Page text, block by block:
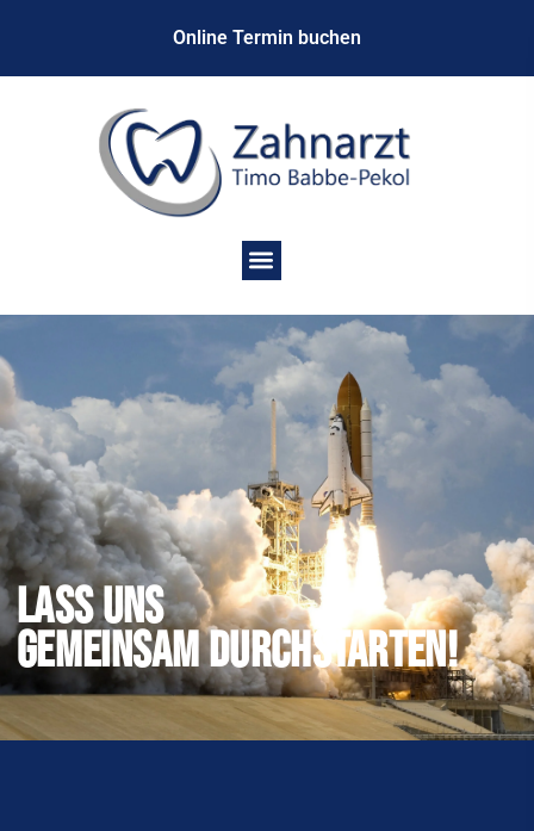
Online Termin buchen
LASS UNS
gemeinsam durchstarten!